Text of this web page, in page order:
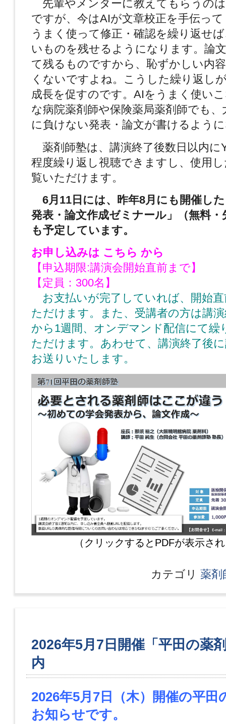
先輩やメンターに教えてもらうの
ですが、今はAIが文章校正を手伝っ
うまく使って修正・確認を繰り返せ
いものを残せるようになります。論
て残るものですから、恥ずかしい内
くないですよね。こうした繰り返し
成長を促すのです。AIをうまく使い
な病院薬剤師や保険薬局薬剤師でも、
に負けない発表・論文が書けるよう
薬剤師塾は、講演終了後数日以内に
程度繰り返し視聴できますし、使用
覧いただけます。
6月11日には、昨年8月にも開催し
発表・論文作成ゼミナール」（無料・
も予定しています。
お申し込みは こちら から
【申込期限:講演会開始直前まで】
【定員：300名】
お支払いが完了していれば、開始
ただけます。また、受講者の方は講
から1週間、オンデマンド配信にて繰
ただけます。あわせて、講演終了後
お送りいたします。
（クリックするとPDFが表示さ
カテゴリ 薬剤
2026年5月7日開催「平田の薬
内
2026年5月7日 （木）
開催の平田
お知らせです。